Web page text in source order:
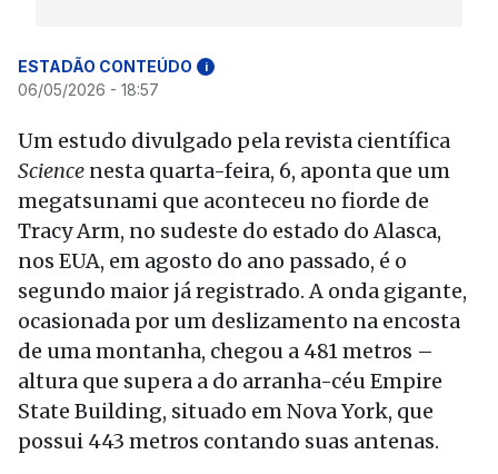
ESTADÃO CONTEÚDO i
06/05/2026 - 18:57
Um estudo divulgado pela revista científica
Science nesta quarta-feira, 6, aponta que um
megatsunami que aconteceu no fiorde de
Tracy Arm, no sudeste do estado do Alasca,
nos EUA, em agosto do ano passado, é o
segundo maior já registrado. A onda gigante,
ocasionada por um deslizamento na encosta
de uma montanha, chegou a 481 metros –
altura que supera a do arranha-céu Empire
State Building, situado em Nova York, que
possui 443 metros contando suas antenas.